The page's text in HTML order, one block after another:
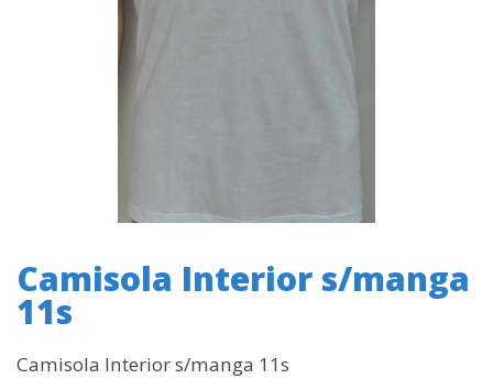
Camisola Interior s/manga
11s
Camisola Interior s/manga 11s